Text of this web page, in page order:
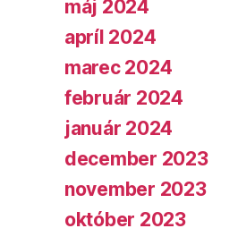
máj 2024
apríl 2024
marec 2024
február 2024
január 2024
december 2023
november 2023
október 2023